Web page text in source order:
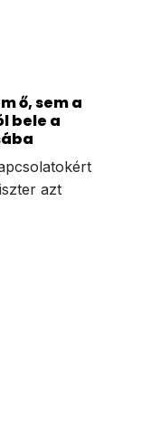
ő, sem a
bele a
azt